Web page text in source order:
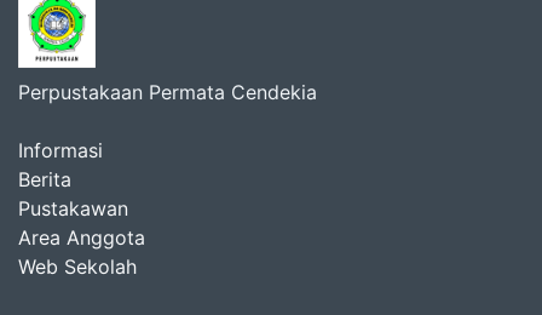
Perpustakaan Permata Cendekia
Informasi
Berita
Pustakawan
Area Anggota
Web Sekolah